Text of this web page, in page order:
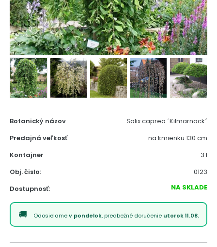
Botanický názov
Salix caprea ´Kilmarnock´
Predajná veľkosť
na kmienku 130 cm
Kontajner
3 l
Obj. čislo:
0123
Dostupnosť:
NA SKLADE
Odosielamev pondelok, predbežné doručenie utorok 11.08.